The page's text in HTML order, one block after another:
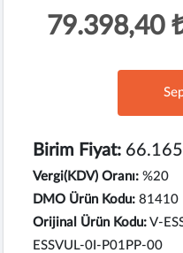
79.398,40
Birim Fiyat:
Vergi(KDV) Oranı: %20
DMO Ürün Kodu: 81410
Orijinal Ürün Kodu: V-
ESSVUL-0I-P01PP-00